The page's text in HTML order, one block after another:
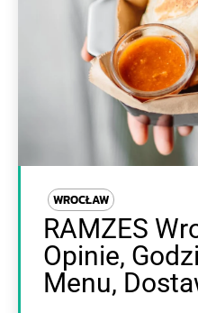
WROCŁAW
RAMZES
Opinie,
Menu,